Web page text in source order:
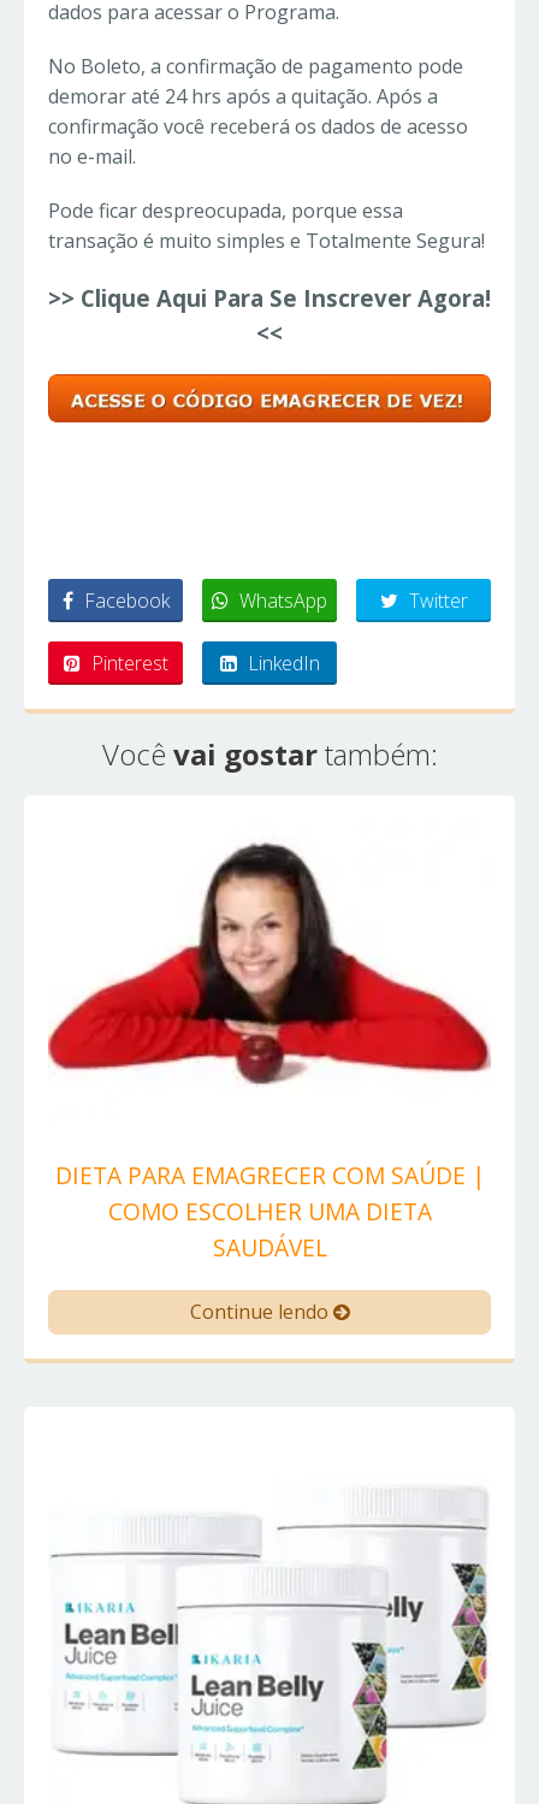
dados para acessar o Programa.
No Boleto, a confirmação de pagamento pode
demorar até 24 hrs após a quitação. Após a
confirmação você receberá os dados de acesso
no e-mail.
Pode ficar despreocupada, porque essa
transação é muito simples e Totalmente Segura!
>> Clique Aqui Para Se Inscrever Agora!
<<
Facebook WhatsApp Twitter
Pinterest LinkedIn
Você vai gostartambém:
DIETA PARA EMAGRECER COM SAÚDE |
COMO ESCOLHER UMA DIETA
SAUDÁVEL
Continue lendo